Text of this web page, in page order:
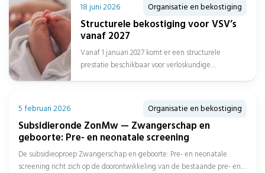
18 juni 2026 Organisatie en bekostiging
Structurele bekostiging voor VSV’s
vanaf 2027
Vanaf 1 januari 2027 komt er een structurele
prestatie beschikbaar voor verloskundige
5 februari 2026 Organisatie en bekostiging
Subsidieronde ZonMw — Zwangerschap en
geboorte: Pre- en neonatale screening
De subsidieoproep Zwangerschap en geboorte: Pre- en neonatale
screening richt zich op de doorontwikkeling van de bestaande pre- en